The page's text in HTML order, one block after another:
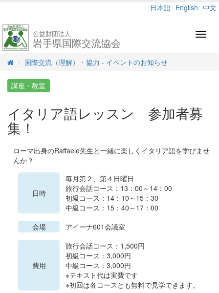
日本語 English 中文
公益財団法人
岩手県国際交流協会
国際交流（理解）・協力 - イベントのお知らせ
講座・教室
イタリア語レッスン 参加者募
集！
ローマ出身のRaffaele先生と一緒に楽しくイタリア語を学びませ
んか？
日時
毎月第２、第４日曜日
旅行会話コース：13：00～14：00
初級コース：14：10～15：30
中級コース：15：40～17：00
会場
アイーナ601会議室
費用
旅行会話コース：1,500円
初級コース：3,000円
中級コース：3,000円
※テキスト代は実費です
※初回は各コースとも無料で見学できます。